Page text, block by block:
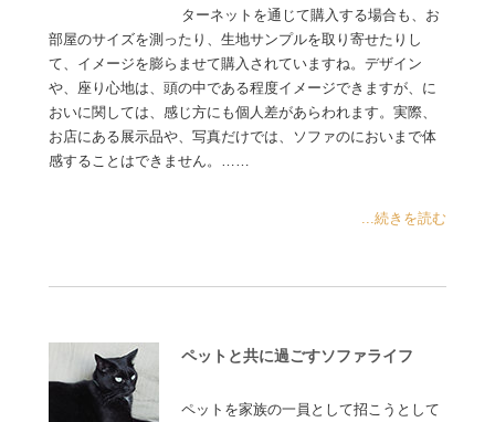
ターネットを通じて購入する場合も、お
部屋のサイズを測ったり、生地サンプルを取り寄せたりし
て、イメージを膨らませて購入されていますね。デザイン
や、座り心地は、頭の中である程度イメージできますが、に
おいに関しては、感じ方にも個人差があらわれます。実際、
お店にある展示品や、写真だけでは、ソファのにおいまで体
感することはできません。……
...続きを読む
ペットと共に過ごすソファライフ
ペットを家族の一員として招こうとして